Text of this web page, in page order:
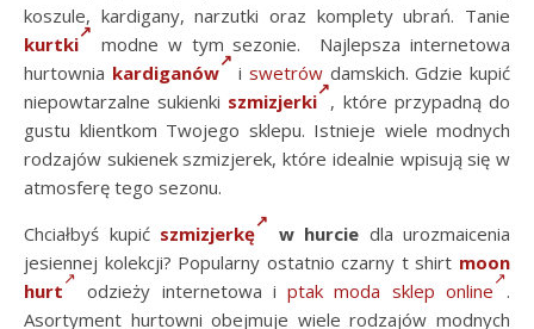
koszule, kardigany, narzutki oraz komplety ubrań. Tanie
kurtki
modne w tym sezonie. Najlepsza internetowa
hurtownia kardiganów iswetrów damskich. Gdzie kupić
niepowtarzalne sukienki szmizjerki , które przypadną do
gustu klientkom Twojego sklepu. Istnieje wiele modnych
rodzajów sukienek szmizjerek, które idealnie wpisują się w
atmosferę tego sezonu.
Chciałbyś kupić szmizjerkę w hurcie dla urozmaicenia
jesiennej kolekcji? Popularny ostatnio czarny t shirt moon
hurt
odzieży internetowa iptak moda sklep online
.
Asortyment hurtowni obejmuje wiele rodzajów modnych